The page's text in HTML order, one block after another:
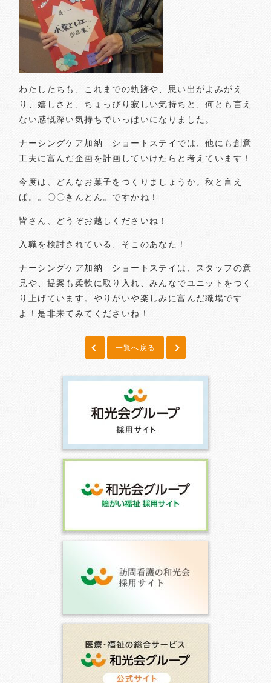
わたしたちも、これまでの軌跡や、思い出がよみがえ
り、嬉しさと、ちょっぴり寂しい気持ちと、何とも言え
ない感慨深い気持ちでいっぱいになりました。
ナーシングケア加納 ショートステイでは、他にも創意
工夫に富んだ企画を計画していけたらと考えています！
今度は、どんなお菓子をつくりましょうか。秋と言え
ば。。〇〇きんとん。ですかね！
皆さん、どうぞお越しくださいね！
入職を検討されている、そこのあなた！
ナーシングケア加納 ショートステイは、スタッフの意
見や、提案も柔軟に取り入れ、みんなでユニットをつく
り上げています。やりがいや楽しみに富んだ職場です
よ！是非来てみてくださいね！
一覧へ戻る